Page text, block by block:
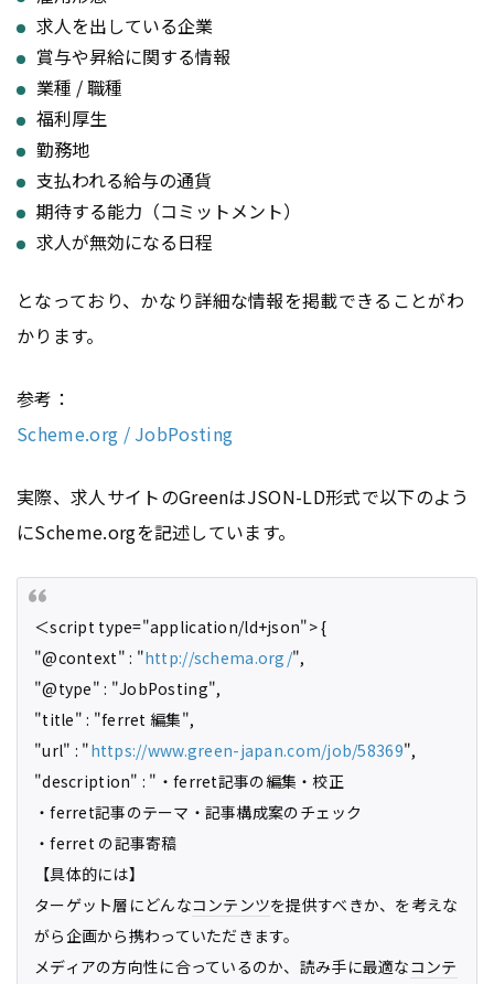
求人を出している企業
賞与や昇給に関する情報
業種 / 職種
福利厚生
勤務地
支払われる給与の通貨
期待する能力（コミットメント）
求人が無効になる日程
となっており、かなり詳細な情報を掲載できることがわ
かります。
参考：
Scheme.org / JobPosting
実際、求人サイトのGreenはJSON-LD形式で以下のよう
にScheme.orgを記述しています。
＜script type="application/ld+json"> {
"@context" : "http://schema.org/",
"@type" : "JobPosting",
"title" : "ferret 編集",
"url" : "https://www.green-japan.com/job/58369",
"description" : "・ferret記事の編集・校正
・ferret記事のテーマ・記事構成案のチェック
・ferret の記事寄稿
【具体的には】
ターゲット層にどんなコンテンツを提供すべきか、を考えな
がら企画から携わっていただきます。
メディアの方向性に合っているのか、読み手に最適なコンテ